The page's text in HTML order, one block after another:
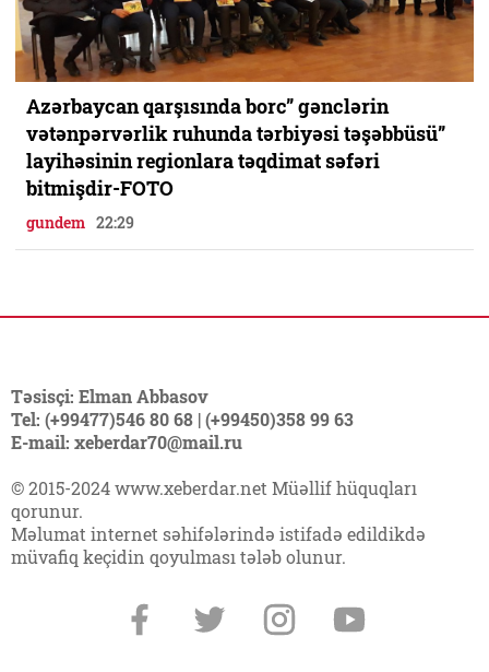
Azərbaycan qarşısında borc” gənclərin
vətənpərvərlik ruhunda tərbiyəsi təşəbbüsü”
layihəsinin regionlara təqdimat səfəri
bitmişdir-FOTO
gundem 22:29
Təsisçi: Elman Abbasov
Tel: (+99477)546 80 68 | (+99450)358 99 63
E-mail: xeberdar70@mail.ru
© 2015-2024 www.xeberdar.net Müəllif hüquqları
qorunur.
Məlumat internet səhifələrində istifadə edildikdə
müvafiq keçidin qoyulması tələb olunur.